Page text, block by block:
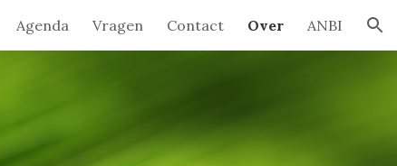
Agenda Vragen Contact Over ANBI